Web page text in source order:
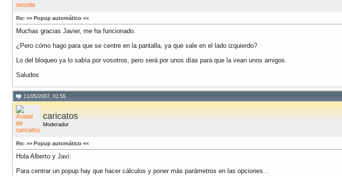
Re: >> Popup automático <<
Muchas gracias Javier, me ha funcionado.
¿Pero cómo hago para que se centre en la pantalla, ya que sale en el lado izquierdo?
Lo del bloqueo ya lo sabía por vosotros, pero será por unos días para que la vean unos amigos.
Saludos
11/05/2007, 01:55
caricatos
Moderador
Re: >> Popup automático <<
Hola Alberto y Javi:
Para centrar un popup hay que hacer cálculos y poner más parámetros en las opciones...